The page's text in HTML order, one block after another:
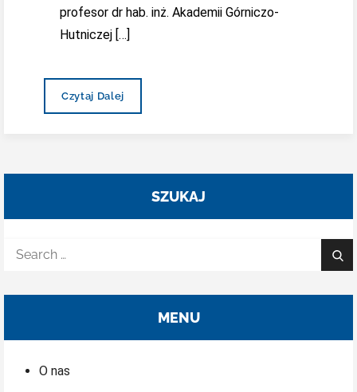
profesor dr hab. inż. Akademii Górniczo-
Hutniczej […]
Konkurs
Czytaj Dalej
SZUKAJ
Search
MENU
O nas